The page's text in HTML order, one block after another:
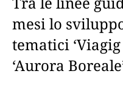
mesi lo
tematici
‘Aurora